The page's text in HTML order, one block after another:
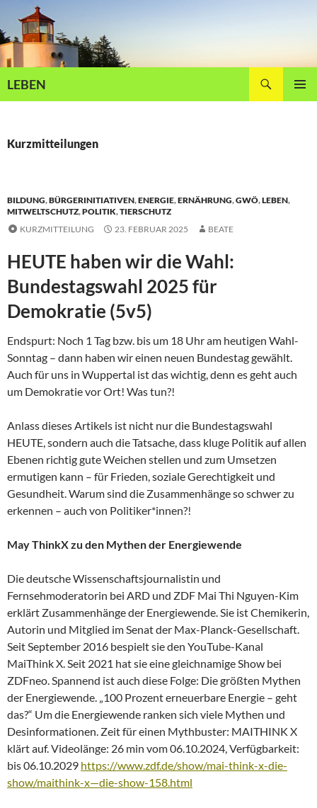
Inhalt
springen
LEBEN
Kurzmitteilungen
BILDUNG,BÜRGERINITIATIVEN,ENERGIE,ERNÄHRUNG,GWÖ,LEBEN,
MITWELTSCHUTZ,POLITIK,TIERSCHUTZ
KURZMITTEILUNG
23. FEBRUAR 2025 BEATE
HEUTE haben wir die Wahl:
Bundestagswahl 2025 für
Demokratie (5v5)
Endspurt: Noch 1 Tag bzw. bis um 18 Uhr am heutigen Wahl-
Sonntag – dann haben wir einen neuen Bundestag gewählt.
Auch für uns in Wuppertal ist das wichtig, denn es geht auch
um Demokratie vor Ort! Was tun?!
Anlass dieses Artikels ist nicht nur die Bundestagswahl
HEUTE, sondern auch die Tatsache, dass kluge Politik auf allen
Ebenen richtig gute Weichen stellen und zum Umsetzen
ermutigen kann – für Frieden, soziale Gerechtigkeit und
Gesundheit. Warum sind die Zusammenhänge so schwer zu
erkennen – auch von Politiker*innen?!
May ThinkX zu den Mythen der Energiewende
Die deutsche Wissenschaftsjournalistin und
Fernsehmoderatorin bei ARD und ZDF Mai Thi Nguyen-Kim
erklärt Zusammenhänge der Energiewende. Sie ist Chemikerin,
Autorin und Mitglied im Senat der Max-Planck-Gesellschaft.
Seit September 2016 bespielt sie den YouTube-Kanal
MaiThink X. Seit 2021 hat sie eine gleichnamige Show bei
ZDFneo. Spannend ist auch diese Folge: Die größten Mythen
der Energiewende. „100 Prozent erneuerbare Energie – geht
das?“ Um die Energiewende ranken sich viele Mythen und
Desinformationen. Zeit für einen Mythbuster: MAITHINK X
klärt auf. Videolänge: 26 min vom 06.10.2024, Verfügbarkeit:
bis 06.10.2029 https://www.zdf.de/show/mai-think-x-die-
show/maithink-x—die-show-158.html